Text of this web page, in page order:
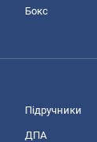
Бокс
Підручники
ДПА